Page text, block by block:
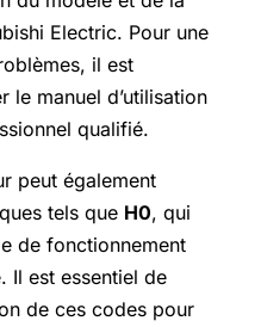
Electric. Pour une
il est
le manuel d’utilisation
qualifié.
peut également
tels que H0, qui
de fonctionnement
Il est essentiel de
de ces codes pour